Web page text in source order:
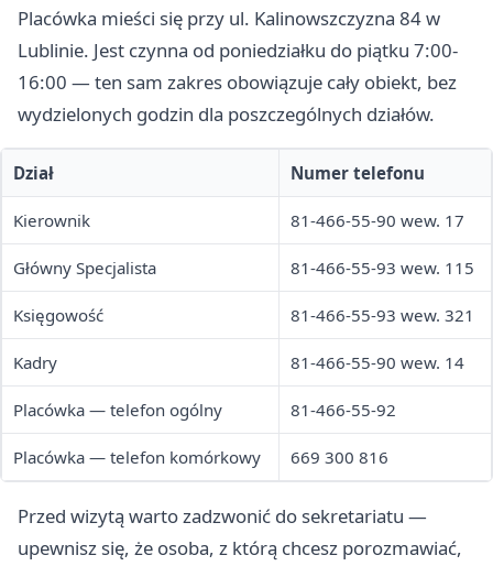
Placówka mieści się przy ul. Kalinowszczyzna 84 w
Lublinie. Jest czynna od poniedziałku do piątku 7:00-
16:00 — ten sam zakres obowiązuje cały obiekt, bez
wydzielonych godzin dla poszczególnych działów.
Dział Numer telefonu
Kierownik 81-466-55-90 wew. 17
Główny Specjalista 81-466-55-93 wew. 115
Księgowość 81-466-55-93 wew. 321
Kadry 81-466-55-90 wew. 14
Placówka — telefon ogólny 81-466-55-92
Placówka — telefon komórkowy 669 300 816
Przed wizytą warto zadzwonić do sekretariatu —
upewnisz się, że osoba, z którą chcesz porozmawiać,